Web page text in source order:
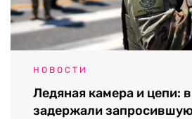
НОВОСТИ
Ледяная камера и цепи:
задержали